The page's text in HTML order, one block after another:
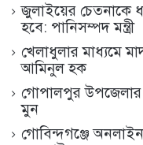
জুলাইয়ের চেতনাকে
হবে: পানিসম্পদ মন্ত্রী
খেলাধুলার মাধ্যমে
আমিনুল হক
গোপালপুর উপজেলার
মুন
গোবিন্দগঞ্জে